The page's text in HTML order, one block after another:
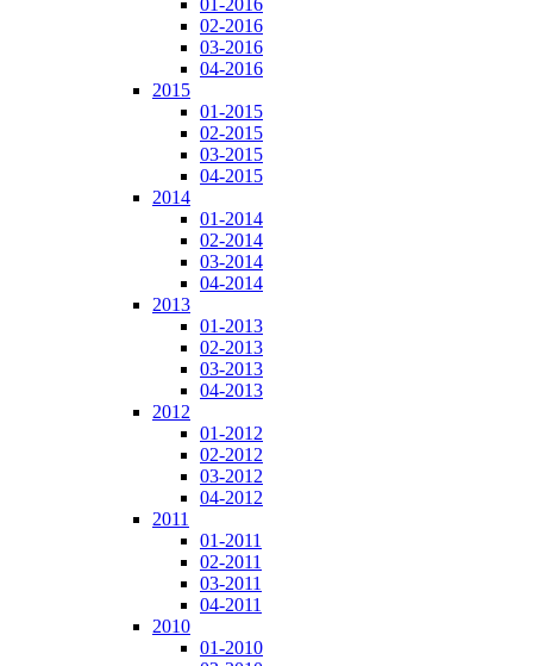
01-2016
02-2016
03-2016
04-2016
2015
01-2015
02-2015
03-2015
04-2015
2014
01-2014
02-2014
03-2014
04-2014
2013
01-2013
02-2013
03-2013
04-2013
2012
01-2012
02-2012
03-2012
04-2012
2011
01-2011
02-2011
03-2011
04-2011
2010
01-2010